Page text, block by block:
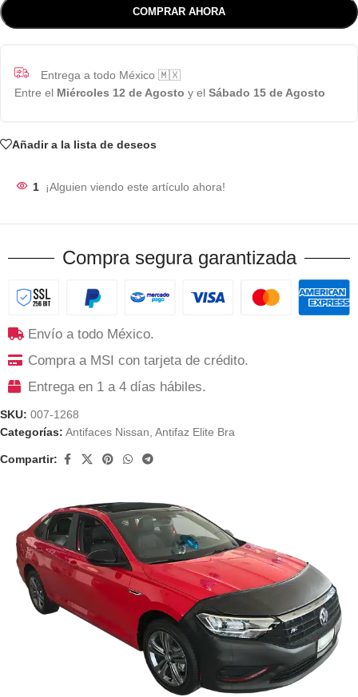
COMPRAR AHORA
Entrega a todo México 🇲🇽
Entre el Miércoles 12 de Agosto y el Sábado 15 de Agosto
Añadir a la lista de deseos
1 ¡Alguien viendo este artículo ahora!
Compra segura garantizada
Envío a todo México.
Compra a MSI con tarjeta de crédito.
Entrega en 1 a 4 días hábiles.
SKU: 007-1268
Categorías: Antifaces Nissan Antifaz Elite Bra
Compartir: